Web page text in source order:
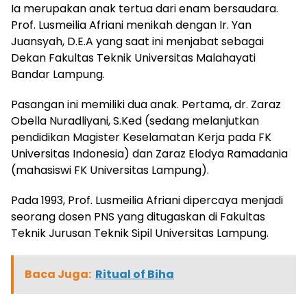
Ia merupakan anak tertua dari enam bersaudara.
Prof. Lusmeilia Afriani menikah dengan Ir. Yan
Juansyah, D.E.A yang saat ini menjabat sebagai
Dekan Fakultas Teknik Universitas Malahayati
Bandar Lampung.
Pasangan ini memiliki dua anak. Pertama, dr. Zaraz
Obella Nuradliyani, S.Ked (sedang melanjutkan
pendidikan Magister Keselamatan Kerja pada FK
Universitas Indonesia) dan Zaraz Elodya Ramadania
(mahasiswi FK Universitas Lampung).
Pada 1993, Prof. Lusmeilia Afriani dipercaya menjadi
seorang dosen PNS yang ditugaskan di Fakultas
Teknik Jurusan Teknik Sipil Universitas Lampung.
Baca Juga: Ritual of Biha